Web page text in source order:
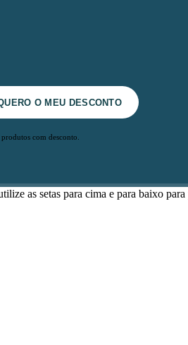
O MEU DESCONTO
com desconto.
as setas para cima e para baixo